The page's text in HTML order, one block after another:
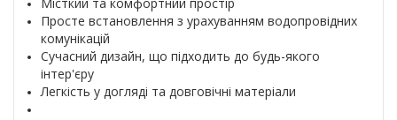
Просте встановлення з урахуванням водопровідних
комунікацій
Сучасний дизайн, що підходить до будь-якого
інтер'єру
Легкість у догляді та довговічні матеріали